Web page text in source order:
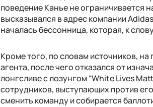
поведение Канье не ограничивается
высказывался в адрес компании
началась бессонница, которая, к
Кроме того, по словам источников,
агента, после чего отказался от
лонгсливе с лозунгом “White Lives
сотрудников, выступающих против
сменить команду и собирается